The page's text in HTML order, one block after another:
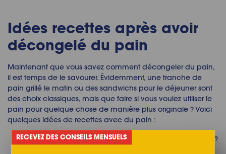
Idées recettes après avoir
décongelé du pain
Maintenant que vous savez comment décongeler du pain,
il est temps de le savourer. Évidemment, une tranche de
pain grillé le matin ou des sandwichs pour le déjeuner sont
des choix classiques, mais que faire si vous voulez utiliser le
pain pour quelque chose de manière plus originale ? Voici
quelques idées de recettes avec du pain :
Vous avez besoin d'une dose pour votre dent sucrée ?
RECEVEZ DES CONSEILS MENSUELS